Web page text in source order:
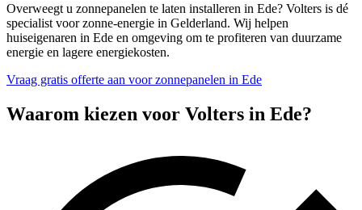
Overweegt u zonnepanelen te laten installeren in Ede? Volters is dé
specialist voor zonne-energie in Gelderland. Wij helpen
huiseigenaren in Ede en omgeving om te profiteren van duurzame
energie en lagere energiekosten.
Vraag gratis offerte aan voor zonnepanelen in Ede
Waarom kiezen voor Volters in Ede?